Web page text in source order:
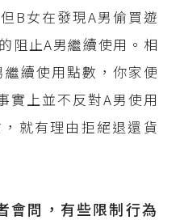
B女在發現A男偷買遊
阻止A男繼續使用。相
續使用點數，你家便
實上並不反對A男使用
就有理由拒絕退還貨
會問，有些限制行為